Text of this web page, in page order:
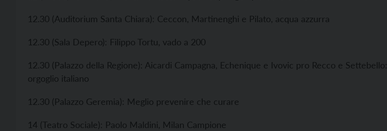
12.30 (Auditorium Santa Chiara): Ceccon, Martinenghi e Pilato, acqua azzurra
12.30 (Sala Depero): Filippo Tortu, vado a 200
12.30 (Palazzo della Regione): Aicardi Campagna, Echenique e Ivovic pro Recco e Settebello:
orgoglio italiano
12.30 (Palazzo Geremia): Meglio prevenire che curare
14 (Teatro Sociale): Paolo Maldini, Milan Campione